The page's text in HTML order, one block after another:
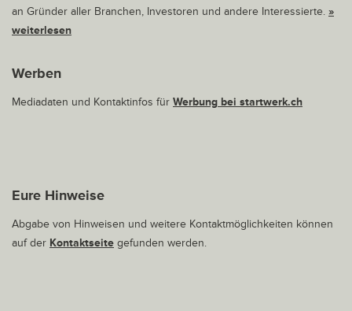
an Gründer aller Branchen, Investoren und andere Interessierte. »
weiterlesen
Werben
Mediadaten und Kontaktinfos für Werbung bei startwerk.ch
Eure Hinweise
Abgabe von Hinweisen und weitere Kontaktmöglichkeiten können
auf der Kontaktseite gefunden werden.